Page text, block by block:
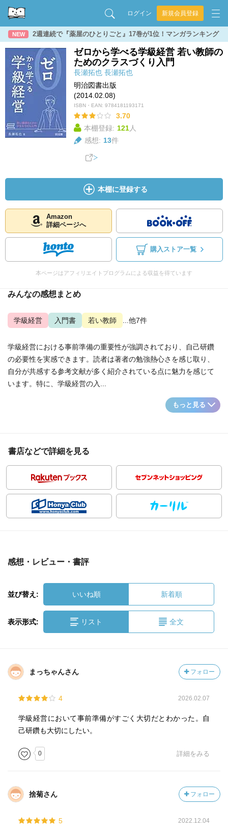
ログイン 新規会員登録
NEW 2週連続で『薬屋のひとりごと』17巻が1位！マンガランキング
ゼロから学べる学級経営 若い教師の
ためのクラスづくり入門
長瀬拓也 長瀬拓也
明治図書出版
(2014.02.08)
ISBN・EAN: 9784181193171
3.70
本棚登録: 121人
感想: 13件
本棚に登録する
Amazon
詳細ページへ
購入ストア一覧
本ページはアフィリエイトプログラムによる収益を得ています
みんなの感想まとめ
学級経営 入門書 若い教師 ...他7件
学級経営における事前準備の重要性が強調されており、自己研鑽
の必要性を実感できます。読者は著者の勉強熱心さを感じ取り、
自分が共感する参考文献が多く紹介されている点に魅力を感じて
います。特に、学級経営の入...
もっと見る
書店などで詳細を見る
感想・レビュー・書評
並び替え: いいね順 新着順
表示形式: リスト 全文
まっちゃんさん フォロー
4 2026.02.07
学級経営において事前準備がすごく大切だとわかった。自
己研鑽も大切にしたい。
0 詳細をみる
捨菊さん フォロー
5 2022.12.04